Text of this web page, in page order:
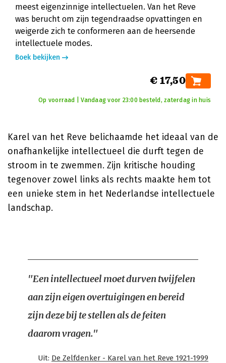
meest eigenzinnige intellectuelen. Van het Reve
was berucht om zijn tegendraadse opvattingen en
weigerde zich te conformeren aan de heersende
intellectuele modes.
Boek bekijken
€ 17,50
Op voorraad | Vandaag voor 23:00 besteld, zaterdag in huis
Karel van het Reve belichaamde het ideaal van de
onafhankelijke intellectueel die durft tegen de
stroom in te zwemmen. Zijn kritische houding
tegenover zowel links als rechts maakte hem tot
een unieke stem in het Nederlandse intellectuele
landschap.
"Een intellectueel moet durven twijfelen
aan zijn eigen overtuigingen en bereid
zijn deze bij te stellen als de feiten
daarom vragen."
Uit: De Zelfdenker - Karel van het Reve 1921-1999